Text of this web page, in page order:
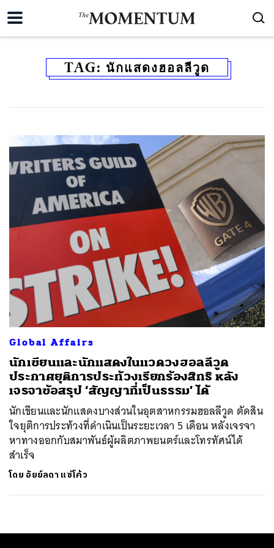
TAG: นักแสดงฮอลลีวูด
Global Affairs
นักเขียนและนักแสดงในแวดวงฮอลลีวูด
ประกาศยุติการประท้วงเรียกร้องสิทธิ หลัง
เจรจาข้อสรุป ‘สัญญาที่เป็นธรรม’ ได้
นักเขียนและนักแสดงบางส่วนในอุตสาหกรรมฮอลลีวูด ตัดสิน
ใจยุติการประท้วงที่ดำเนินเป็นระยะเวลา 5 เดือน หลังเจรจา
หาทางออกกับสมาพันธ์ผู้ผลิตภาพยนตร์และโทรทัศน์ได้
สำเร็จ
โดย อัยย์ลดา แซ่โค้ว
ค้นหา
SHARE TWEET LINE EMAIL